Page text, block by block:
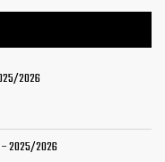
2026
– 2025/2026